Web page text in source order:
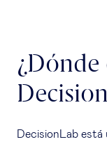
¿Dónde
DecisionLab está